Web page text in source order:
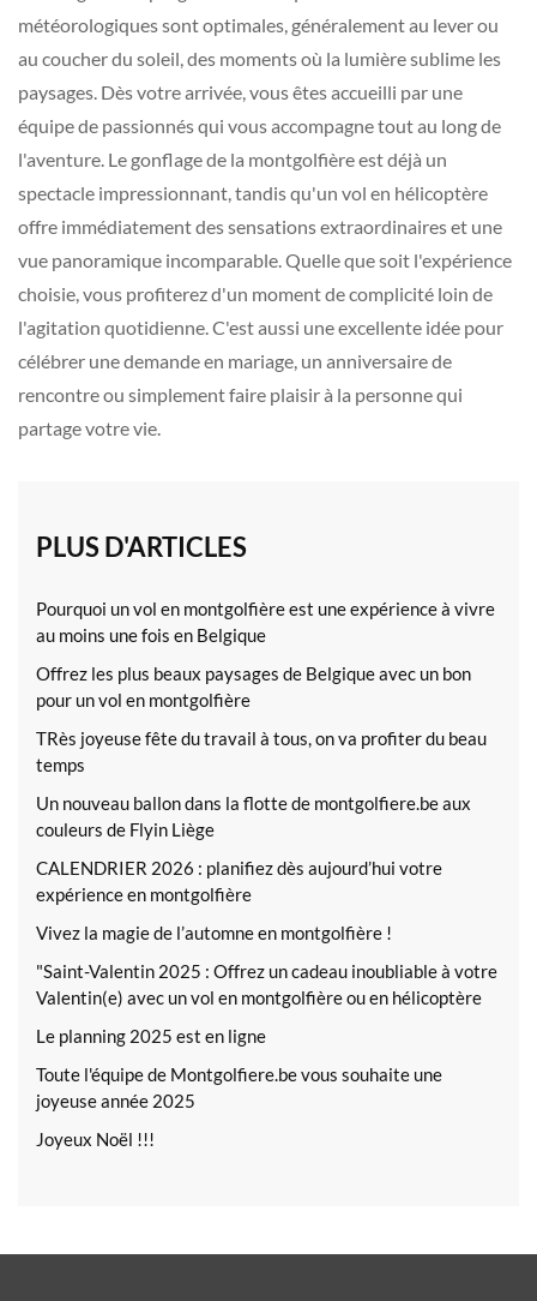
météorologiques sont optimales, généralement au lever ou
au coucher du soleil, des moments où la lumière sublime les
paysages. Dès votre arrivée, vous êtes accueilli par une
équipe de passionnés qui vous accompagne tout au long de
l'aventure. Le gonflage de la montgolfière est déjà un
spectacle impressionnant, tandis qu'un vol en hélicoptère
offre immédiatement des sensations extraordinaires et une
vue panoramique incomparable. Quelle que soit l'expérience
choisie, vous profiterez d'un moment de complicité loin de
l'agitation quotidienne. C'est aussi une excellente idée pour
célébrer une demande en mariage, un anniversaire de
rencontre ou simplement faire plaisir à la personne qui
partage votre vie.
PLUS D'ARTICLES
Pourquoi un vol en montgolfière est une expérience à vivre
au moins une fois en Belgique
Offrez les plus beaux paysages de Belgique avec un bon
pour un vol en montgolfière
TRès joyeuse fête du travail à tous, on va profiter du beau
temps
Un nouveau ballon dans la flotte de montgolfiere.be aux
couleurs de Flyin Liège
CALENDRIER 2026 : planifiez dès aujourd’hui votre
expérience en montgolfière
Vivez la magie de l’automne en montgolfière !
"Saint-Valentin 2025 : Offrez un cadeau inoubliable à votre
Valentin(e) avec un vol en montgolfière ou en hélicoptère
Le planning 2025 est en ligne
Toute l'équipe de Montgolfiere.be vous souhaite une
joyeuse année 2025
Joyeux Noël !!!